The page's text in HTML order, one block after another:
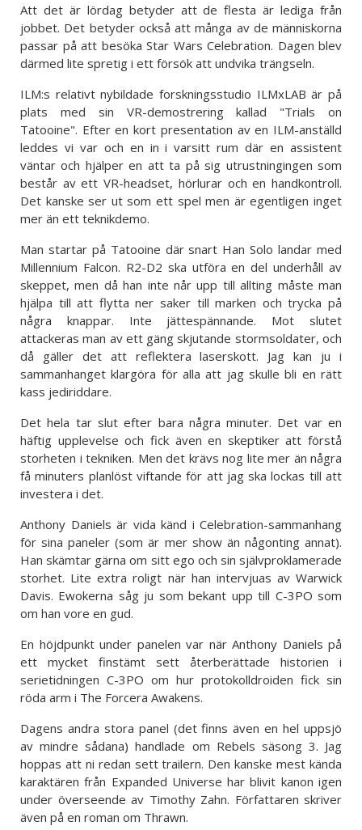
Att det är lördag betyder att de flesta är lediga från
jobbet. Det betyder också att många av de människorna
passar på att besöka Star Wars Celebration. Dagen blev
därmed lite spretig i ett försök att undvika trängseln.
ILM:s relativt nybildade forskningsstudio ILMxLAB är på
plats med sin VR-demostrering kallad "Trials on
Tatooine". Efter en kort presentation av en ILM-anställd
leddes vi var och en in i varsitt rum där en assistent
väntar och hjälper en att ta på sig utrustningingen som
består av ett VR-headset, hörlurar och en handkontroll.
Det kanske ser ut som ett spel men är egentligen inget
mer än ett teknikdemo.
Man startar på Tatooine där snart Han Solo landar med
Millennium Falcon. R2-D2 ska utföra en del underhåll av
skeppet, men då han inte når upp till allting måste man
hjälpa till att flytta ner saker till marken och trycka på
några knappar. Inte jättespännande. Mot slutet
attackeras man av ett gäng skjutande stormsoldater, och
då gäller det att reflektera laserskott. Jag kan ju i
sammanhanget klargöra för alla att jag skulle bli en rätt
kass jediriddare.
Det hela tar slut efter bara några minuter. Det var en
häftig upplevelse och fick även en skeptiker att förstå
storheten i tekniken. Men det krävs nog lite mer än några
få minuters planlöst viftande för att jag ska lockas till att
investera i det.
Anthony Daniels är vida känd i Celebration-sammanhang
för sina paneler (som är mer show än någonting annat).
Han skämtar gärna om sitt ego och sin självproklamerade
storhet. Lite extra roligt när han intervjuas av Warwick
Davis. Ewokerna såg ju som bekant upp till C-3PO som
om han vore en gud.
En höjdpunkt under panelen var när Anthony Daniels på
ett mycket finstämt sett återberättade historien i
serietidningen C-3PO om hur protokolldroiden fick sin
röda arm i The Forcera Awakens.
Dagens andra stora panel (det finns även en hel uppsjö
av mindre sådana) handlade om Rebels säsong 3. Jag
hoppas att ni redan sett trailern. Den kanske mest kända
karaktären från Expanded Universe har blivit kanon igen
under överseende av Timothy Zahn. Författaren skriver
även på en roman om Thrawn.